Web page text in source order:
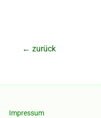
← zurück
Impressum